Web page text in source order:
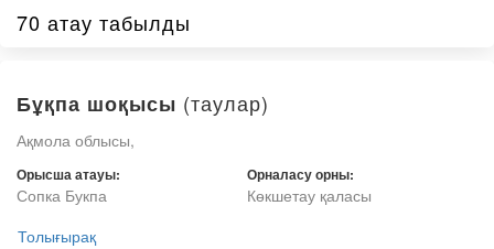
70 атау табылды
Бұқпа шоқысы (таулар)
Ақмола облысы,
Орысша атауы:
Сопка Букпа
Орналасу орны:
Көкшетау қаласы
Толығырақ